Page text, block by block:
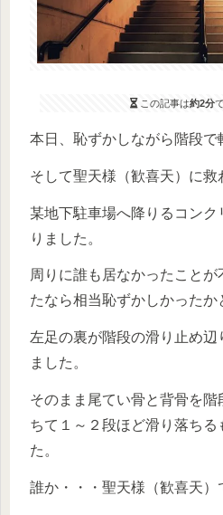
この記事は約2分
本日、恥ずかしながら階段で
そして聖天様（歓喜天）に救
某地下駐車場へ降りるコン
りました。
周りに誰も居なかったこと
たなら相当恥ずかしかったか
左足の裏が階段の滑り止め辺
ました。
そのまま尾てい骨と背骨を
ちて１～２段ほど滑り落ちる
た。
誰か・・・聖天様（歓喜天）